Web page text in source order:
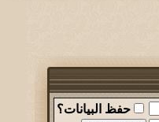
حفظ البيانات؟